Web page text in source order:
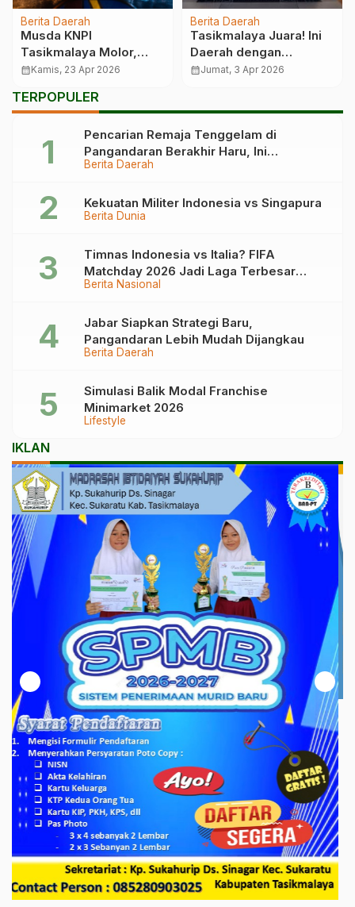
Berita Daerah
Musda KNPI
Tasikmalaya Molor,
Kritik Halus yang
calendar_monthKamis, 23 Apr 2026
Berita Daerah
Tasikmalaya Juara! Ini
Daerah dengan
Pesantren Terbanyak di
calendar_monthJumat, 3 Apr 2026
TERPOPULER
Berita Daerah
Pencarian Remaja Tenggelam di
Pangandaran Berakhir Haru, Ini
Kronologinya
Berita Dunia
Kekuatan Militer Indonesia vs Singapura
Berita Nasional
Timnas Indonesia vs Italia? FIFA
Matchday 2026 Jadi Laga Terbesar
Garuda!
Berita Daerah
Jabar Siapkan Strategi Baru,
Pangandaran Lebih Mudah Dijangkau
Lifestyle
Simulasi Balik Modal Franchise
Minimarket 2026
IKLAN